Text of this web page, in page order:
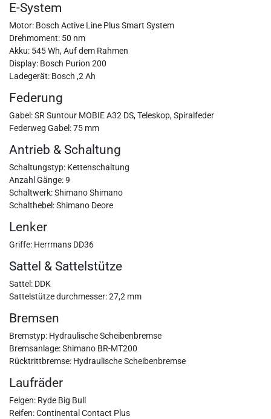
E-System
Motor: Bosch Active Line Plus Smart System
Drehmoment: 50 nm
Akku: 545 Wh, Auf dem Rahmen
Display: Bosch Purion 200
Ladegerät: Bosch ,2 Ah
Federung
Gabel: SR Suntour MOBIE A32 DS, Teleskop, Spiralfeder
Federweg Gabel: 75 mm
Antrieb & Schaltung
Schaltungstyp: Kettenschaltung
Anzahl Gänge: 9
Schaltwerk: Shimano Shimano
Schalthebel: Shimano Deore
Lenker
Griffe: Herrmans DD36
Sattel & Sattelstütze
Sattel: DDK
Sattelstütze durchmesser: 27,2 mm
Bremsen
Bremstyp: Hydraulische Scheibenbremse
Bremsanlage: Shimano BR-MT200
Rücktrittbremse: Hydraulische Scheibenbremse
Laufräder
Felgen: Ryde Big Bull
Reifen: Continental Contact Plus